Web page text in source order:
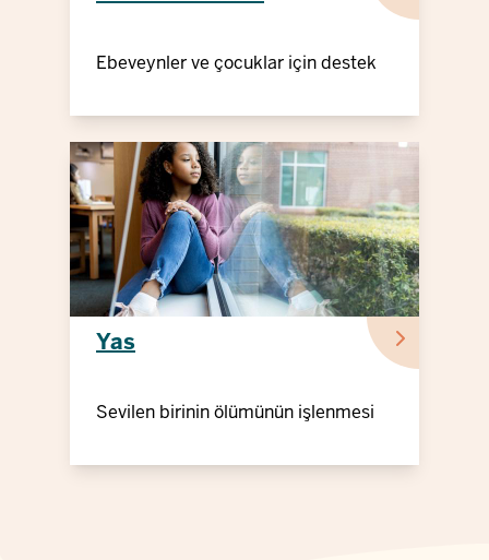
Ebeveynler ve çocuklar için destek
Yas
Sevilen birinin ölümünün işlenmesi